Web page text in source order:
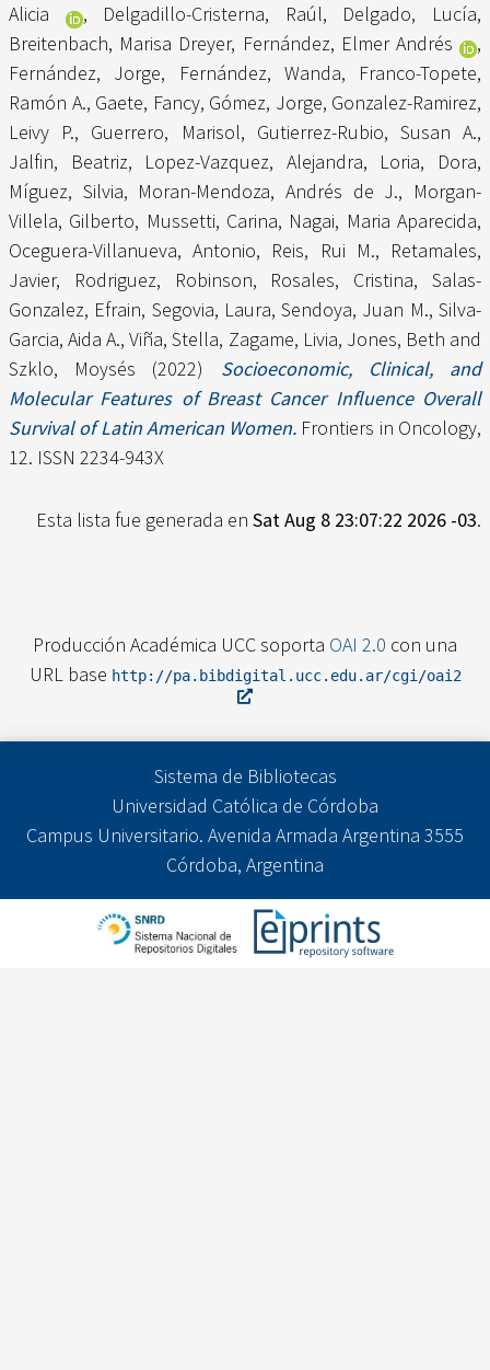
Alicia
, Delgadillo-Cristerna, Raúl, Delgado, Lucía,
Breitenbach, Marisa Dreyer, Fernández, Elmer Andrés
,
Fernández, Jorge, Fernández, Wanda, Franco-Topete,
Ramón A., Gaete, Fancy, Gómez, Jorge, Gonzalez-Ramirez,
Leivy P., Guerrero, Marisol, Gutierrez-Rubio, Susan A.,
Jalfin, Beatriz, Lopez-Vazquez, Alejandra, Loria, Dora,
Míguez, Silvia, Moran-Mendoza, Andrés de J., Morgan-
Villela, Gilberto, Mussetti, Carina, Nagai, Maria Aparecida,
Oceguera-Villanueva, Antonio, Reis, Rui M., Retamales,
Javier, Rodriguez, Robinson, Rosales, Cristina,Salas-
Gonzalez, Efrain, Segovia, Laura,Sendoya, Juan M.,Silva-
Garcia, Aida A.,Viña, Stella, Zagame, Livia, Jones, Beth and
Szklo, Moysés (2022) Socioeconomic, Clinical, and
Molecular Features of Breast Cancer Influence Overall
Survival of Latin American Women. Frontiers in Oncology,
12. ISSN 2234-943X
Esta lista fue generada en Sat Aug 8 23:07:22 2026 -03.
Producción Académica UCC soporta OAI 2.0 con una
URL base http://pa.bibdigital.ucc.edu.ar/cgi/oai2
Sistema de Bibliotecas
Universidad Católica de Córdoba
Campus Universitario. Avenida Armada Argentina 3555
Córdoba, Argentina